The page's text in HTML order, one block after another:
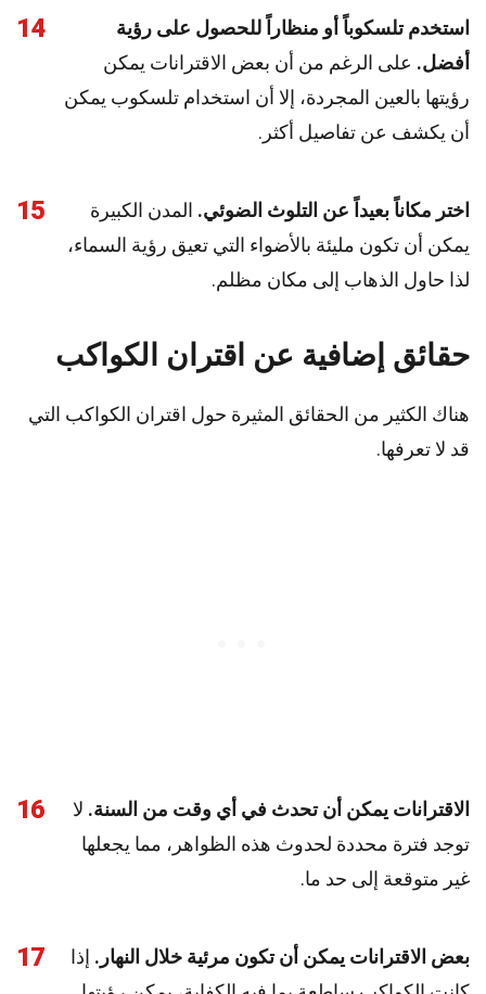
14
استخدم تلسكوباً أو منظاراً للحصول على رؤية
أفضل. على الرغم من أن بعض الاقترانات يمكن
رؤيتها بالعين المجردة، إلا أن استخدام تلسكوب يمكن
أن يكشف عن تفاصيل أكثر.
15 اختر مكاناً بعيداً عن التلوث الضوئي. المدن الكبيرة
يمكن أن تكون مليئة بالأضواء التي تعيق رؤية السماء،
لذا حاول الذهاب إلى مكان مظلم.
حقائق إضافية عن اقتران الكواكب
هناك الكثير من الحقائق المثيرة حول اقتران الكواكب التي
قد لا تعرفها.
16 الاقترانات يمكن أن تحدث في أي وقت من السنة. لا
توجد فترة محددة لحدوث هذه الظواهر، مما يجعلها
غير متوقعة إلى حد ما.
17 بعض الاقترانات يمكن أن تكون مرئية خلال النهار. إذا